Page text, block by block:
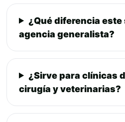
¿Qué diferencia
agencia generalista?
¿Sirve para clínicas
cirugía y veterinarias?